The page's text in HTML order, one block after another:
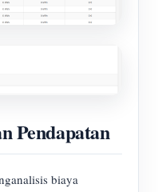
Pendapatan
biaya